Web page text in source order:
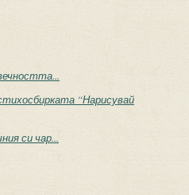
“Нарисувай
си чар...